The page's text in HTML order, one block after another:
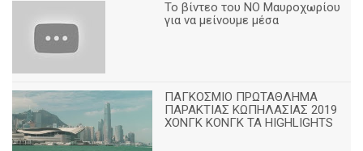
Το βίντεο του ΝΟ Μαυροχωρίου
για να μείνουμε μέσα
ΠΑΓΚΟΣΜΙΟ ΠΡΩΤΑΘΛΗΜΑ
ΠΑΡΑΚΤΙΑΣ ΚΩΠΗΛΑΣΙΑΣ 2019
ΧΟΝΓΚ ΚΟΝΓΚ ΤΑ HIGHLIGHTS